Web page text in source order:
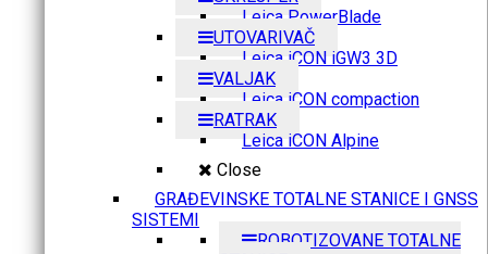
Leica PowerBlade
UTOVARIVAČ
Leica iCON iGW3 3D
VALJAK
Leica iCON compaction
RATRAK
Leica iCON Alpine
Close
GRAĐEVINSKE TOTALNE STANICE I GNSS
SISTEMI
ROBOTIZOVANE TOTALNE